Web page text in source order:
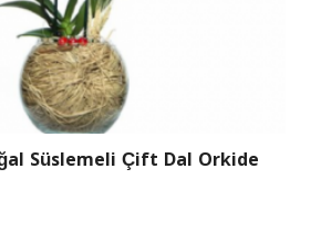
Süslemeli Çift Dal Orkide